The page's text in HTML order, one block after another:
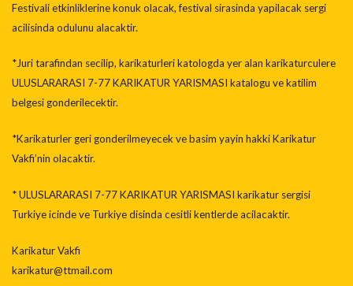
Festivali etkinliklerine konuk olacak, festival sirasinda yapilacak sergi
acilisinda odulunu alacaktir.
*Juri tarafindan secilip, karikaturleri katologda yer alan karikaturculere
ULUSLARARASI 7-77 KARIKATUR YARISMASI katalogu ve katilim
belgesi gonderilecektir.
*Karikaturler geri gonderilmeyecek ve basim yayin hakki Karikatur
Vakfi’nin olacaktir.
* ULUSLARARASI 7-77 KARIKATUR YARISMASI karikatur sergisi
Turkiye icinde ve Turkiye disinda cesitli kentlerde acilacaktir.
Karikatur Vakfi
karikatur@ttmail.com